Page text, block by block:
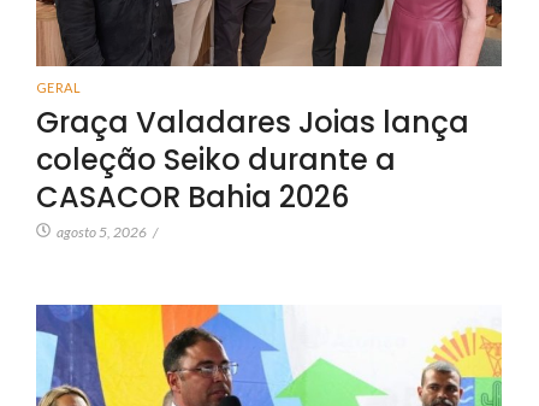
GERAL
Graça Valadares Joias lança
coleção Seiko durante a
CASACOR Bahia 2026
agosto 5, 2026 /